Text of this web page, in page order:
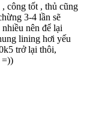
công tốt , thủ cũng
3-4 lần sẽ
nên để lại
lining hơi yếu
trở lại thôi,
=))